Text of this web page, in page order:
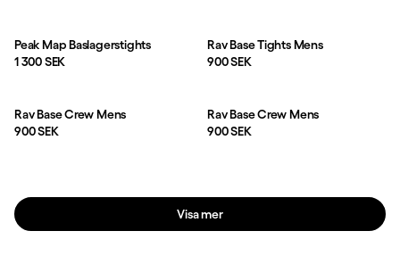
Peak Map Baslagerstights
Pris:
1 300 SEK
Rav Base Tights Mens
Pris:
900 SEK
Rav Base Crew Mens
Pris:
900 SEK
Rav Base Crew Mens
Pris:
900 SEK
Visa mer